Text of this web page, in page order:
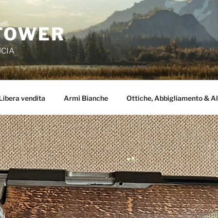
vendita Armi Bianche Ottiche, Abbigliamento &